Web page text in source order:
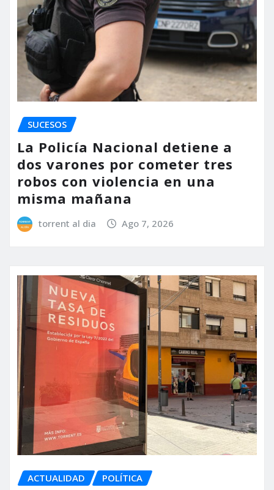
SUCESOS
La Policía Nacional detiene a
dos varones por cometer tres
robos con violencia en una
misma mañana
torrent al dia Ago 7, 2026
ACTUALIDAD POLÍTICA